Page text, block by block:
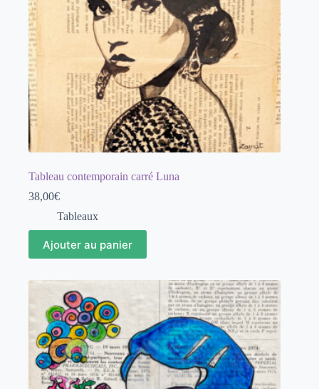
Tableau contemporain carré Luna
38,00€
Tableaux
Ajouter au panier